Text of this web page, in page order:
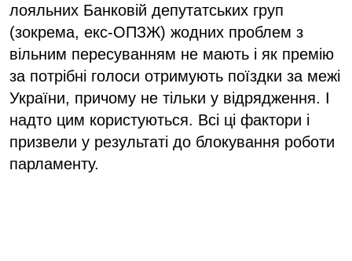
лояльних Банковій депутатських груп
(зокрема, екс-ОПЗЖ) жодних проблем з
вільним пересуванням не мають і як премію
за потрібні голоси отримують поїздки за межі
України, причому не тільки у відрядження. І
надто цим користуються. Всі ці фактори і
призвели у результаті до блокування роботи
парламенту.